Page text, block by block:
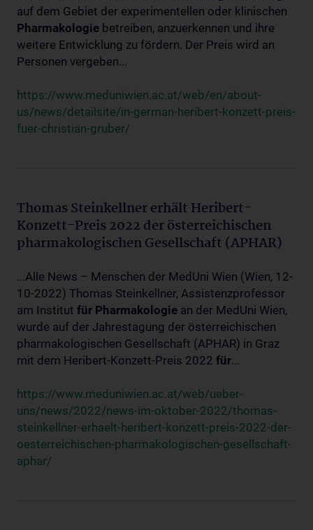
auf dem Gebiet der experimentellen oder klinischen
Pharmakologie betreiben, anzuerkennen und ihre
weitere Entwicklung zu fördern. Der Preis wird an
Personen vergeben...
https://www.meduniwien.ac.at/web/en/about-
us/news/detailsite/in-german-heribert-konzett-preis-
fuer-christian-gruber/
Thomas Steinkellner erhält Heribert-
Konzett-Preis 2022 der österreichischen
pharmakologischen Gesellschaft (APHAR)
...Alle News – Menschen der MedUni Wien (Wien, 12-
10-2022) Thomas Steinkellner, Assistenzprofessor
am Institut für Pharmakologie an der MedUni Wien,
wurde auf der Jahrestagung der österreichischen
pharmakologischen Gesellschaft (APHAR) in Graz
mit dem Heribert-Konzett-Preis 2022 für...
https://www.meduniwien.ac.at/web/ueber-
uns/news/2022/news-im-oktober-2022/thomas-
steinkellner-erhaelt-heribert-konzett-preis-2022-der-
oesterreichischen-pharmakologischen-gesellschaft-
aphar/